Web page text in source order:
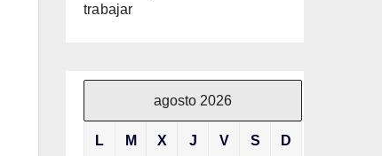
trabajar
agosto 2026
L M X J V S D